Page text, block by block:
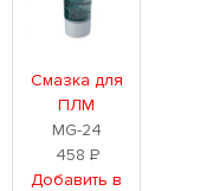
Смазка для
ПЛМ
MG-24
458Р
Добавить в